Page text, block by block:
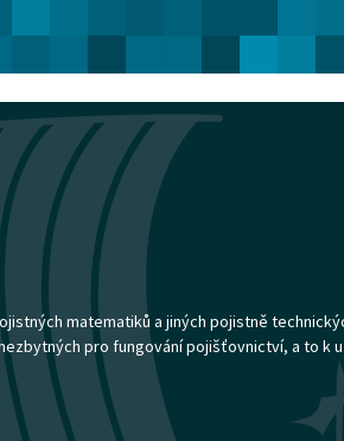
matematiků a jiných pojistně
pro fungování pojišťovnictví, a to k